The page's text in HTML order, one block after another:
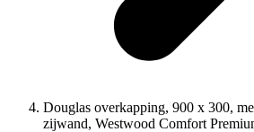
Douglas overkapping, 900 x 300,
zijwand, Westwood Comfort